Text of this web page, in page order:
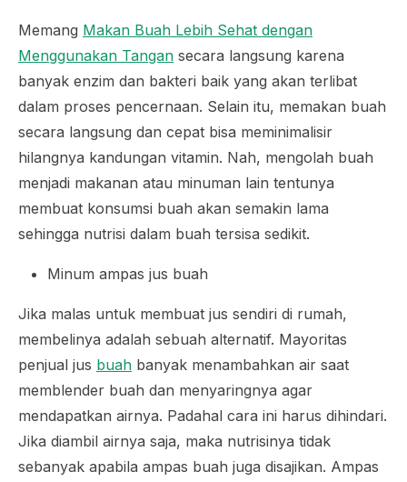
Memang Makan Buah Lebih Sehat dengan
Menggunakan Tangan secara langsung karena
banyak enzim dan bakteri baik yang akan terlibat
dalam proses pencernaan. Selain itu, memakan buah
secara langsung dan cepat bisa meminimalisir
hilangnya kandungan vitamin. Nah, mengolah buah
menjadi makanan atau minuman lain tentunya
membuat konsumsi buah akan semakin lama
sehingga nutrisi dalam buah tersisa sedikit.
Minum ampas jus buah
Jika malas untuk membuat jus sendiri di rumah,
membelinya adalah sebuah alternatif. Mayoritas
penjual jus buah banyak menambahkan air saat
memblender buah dan menyaringnya agar
mendapatkan airnya. Padahal cara ini harus dihindari.
Jika diambil airnya saja, maka nutrisinya tidak
sebanyak apabila ampas buah juga disajikan. Ampas